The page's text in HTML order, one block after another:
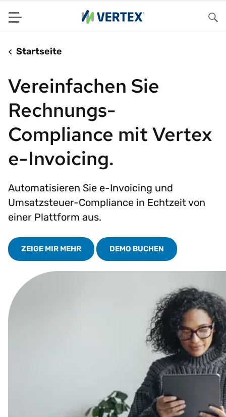
Menu
Startseite
Vereinfachen Sie
Rechnungs-
Compliance mit Vertex
e-Invoicing.
Automatisieren Sie e-Invoicing und
Umsatzsteuer-Compliance in Echtzeit von
einer Plattform aus.
ZEIGE MIR MEHR DEMO BUCHEN